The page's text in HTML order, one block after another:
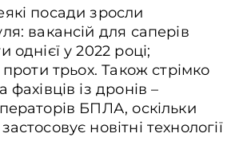
посади зросли
вакансій для саперів
однієї у 2022 році;
проти трьох. Також стрімко
фахівців із дронів –
БПЛА, оскільки
новітні технології